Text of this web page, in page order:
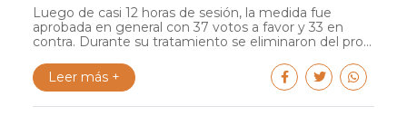
Luego de casi 12 horas de sesión, la medida fue
aprobada en general con 37 votos a favor y 33 en
contra. Durante su tratamiento se eliminaron del pro...
Leer más +